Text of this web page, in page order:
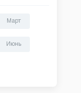
Март
Июнь